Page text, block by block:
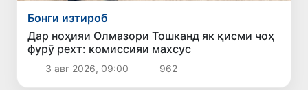
Бонги изтироб
Дар ноҳияи Олмазори Тошканд як қисми чоҳ
фурӯ рехт: комиссияи махсус
3 авг 2026, 09:00 962